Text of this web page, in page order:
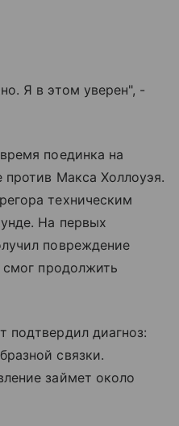
Я в этом уверен", -
поединка на
против Макса Холлоуэя.
техническим
На первых
повреждение
смог продолжить
подтвердил диагноз:
связки.
займет около